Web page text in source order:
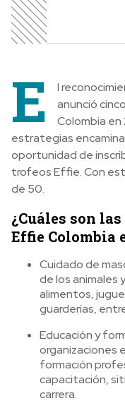
E
l
anunció
Colombia en
estrategias
oportunidad de
trofeos Effie. Con
de 50.
¿Cuáles son
Effie Colombia
Cuidado de
de los animales
alimentos,
guarderías,
Educación y
organizaciones
formación
capacitación,
carrera.